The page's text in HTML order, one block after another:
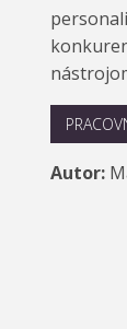
Autor: